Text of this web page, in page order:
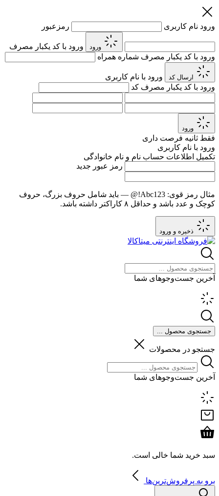
ورود نام کاربری رمزعبور
ورود
ورود با کد یکبار مصرف
ورود با کد یکبار مصرف شماره همراه
ارسال کد
ورود با نام کاربری
ورود با کد یکبار مصرف کد
ورود
فقط ثانیه فرصت داری
ورود با نام کاربری
تکمیل اطلاعات حساب نام و نام خانوادگی
رمز عبور جدید
مثال رمز قوی: Abc123!@
— باید شامل حروف بزرگ، حروف
کوچک و عدد باشد و حداقل ۸ کاراکتر داشته باشد.
ذخیره و ورود
آخرین جست‌وجوهای شما
جستجوی محصول ...
جستجو در محصولات
آخرین جست‌وجوهای شما
سبد خرید شما خالی است.
برو به پرفروش‌ترین‌ها